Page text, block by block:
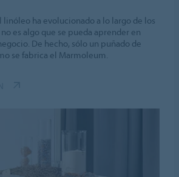
linóleo ha evolucionado a lo largo de los
es algo que se pueda aprender en
De hecho, sólo un puñado de
se fabrica el Marmoleum.